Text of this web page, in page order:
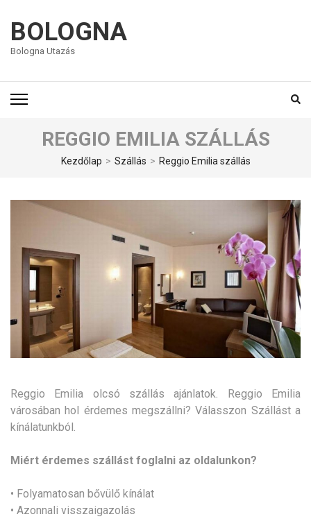
BOLOGNA
Bologna Utazás
REGGIO EMILIA SZÁLLÁS
Kezdőlap > Szállás > Reggio Emilia szállás
Reggio Emilia olcsó szállás ajánlatok. Reggio Emilia
városában hol érdemes megszállni? Válasszon Szállást a
kínálatunkból.
Miért érdemes szállást foglalni az oldalunkon?
• Folyamatosan bővülő kínálat
• Azonnali visszaigazolás